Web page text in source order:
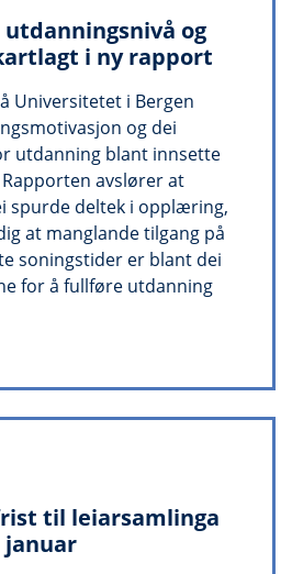
og
i ny rapport
Universitetet i Bergen
og dei
utdanning blant innsette
avslører at
spurde deltek i opplæring,
at manglande tilgang på
soningstider er blant dei
for å fullføre utdanning
til leiarsamlinga
januar